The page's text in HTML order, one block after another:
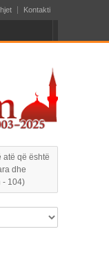
Kontakti
atë që është
dhe
- 104)